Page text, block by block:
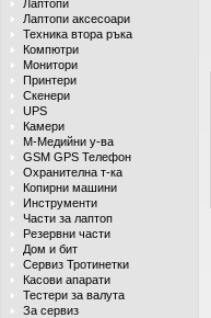
Лаптопи
Лаптопи аксесоари
Техника втора ръка
Компютри
Монитори
Принтери
Скенери
UPS
Камери
М-Медийни у-ва
GSM GPS Телефон
Охранителна т-ка
Копирни машини
Инструменти
Части за лаптоп
Резервни части
Дом и бит
Сервиз Тротинетки
Касови апарати
Тестери за валута
За сервиз